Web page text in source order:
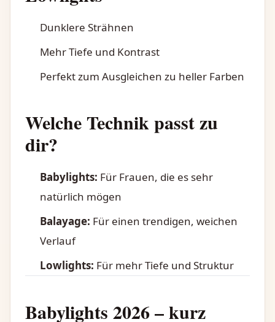
Dunklere Strähnen
Mehr Tiefe und Kontrast
Perfekt zum Ausgleichen zu heller Farben
Welche Technik passt zu
dir?
Babylights: Für Frauen, die es sehr
natürlich mögen
Balayage: Für einen trendigen, weichen
Verlauf
Lowlights: Für mehr Tiefe und Struktur
Babylights 2026 – kurz